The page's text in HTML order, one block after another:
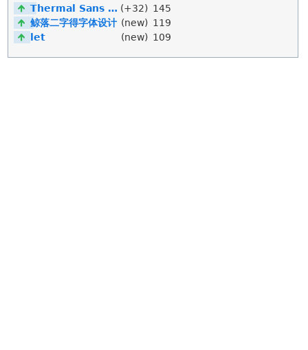
Thermal Sans Mono (+32) 145
鲸落二字得字体设计 (new) 119
let
(new) 109